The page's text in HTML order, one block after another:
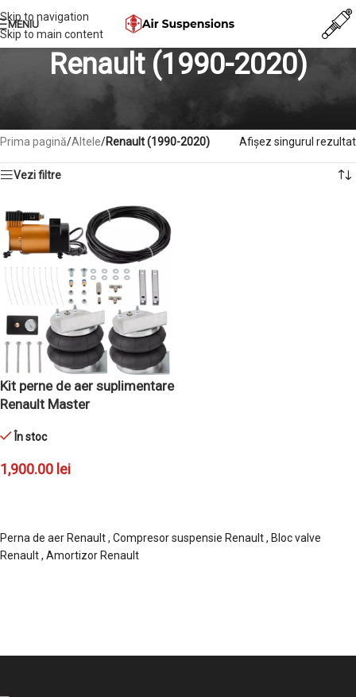
Skip to navigation
Skip to main content
MENIU
Renault (1990-2020)
Prima pagină/Altele/Renault (1990-2020) Afișez singurul rezultat
Vezi filtre
Kit perne de aer suplimentare
Renault Master
În stoc
1,900.00 lei
Perna de aer Renault , Compresor suspensie Renault , Bloc valve
Renault , Amortizor Renault